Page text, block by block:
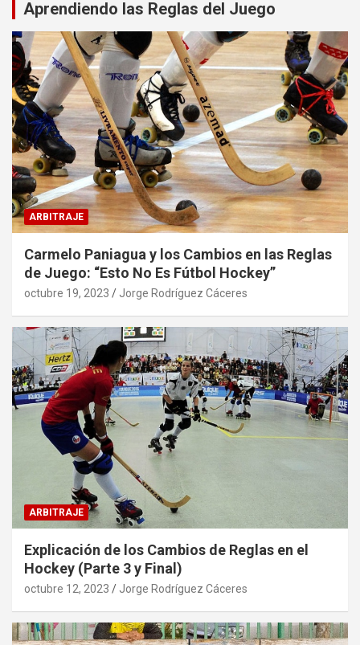
Aprendiendo las Reglas del Juego
ARBITRAJE
Carmelo Paniagua y los Cambios en las Reglas
de Juego: “Esto No Es Fútbol Hockey”
octubre 19, 2023 Jorge Rodríguez Cáceres
ARBITRAJE
Explicación de los Cambios de Reglas en el
Hockey (Parte 3 y Final)
octubre 12, 2023 Jorge Rodríguez Cáceres